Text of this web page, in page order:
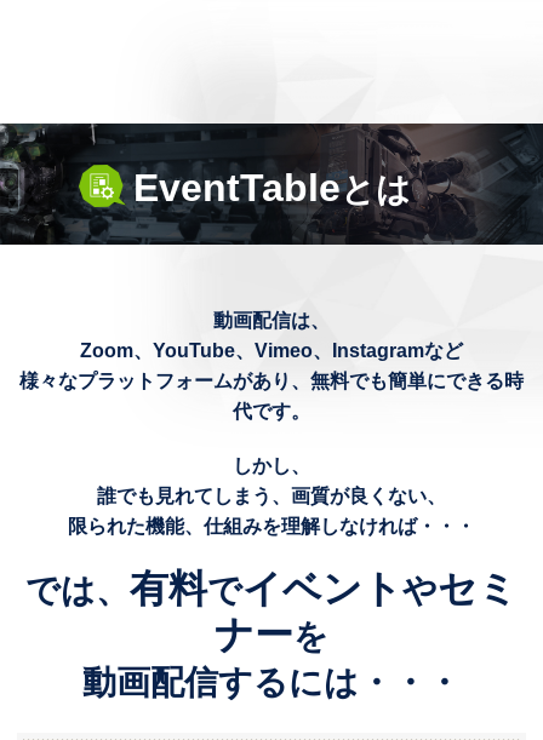
EventTableとは
動画配信は、
Zoom、YouTube、Vimeo、Instagramなど
様々なプラットフォームがあり、無料でも簡単にできる時
代です。
しかし、
誰でも見れてしまう、画質が良くない、
限られた機能、仕組みを理解しなければ・・・
では、有料でイベントやセミ
ナーを
動画配信するには・・・